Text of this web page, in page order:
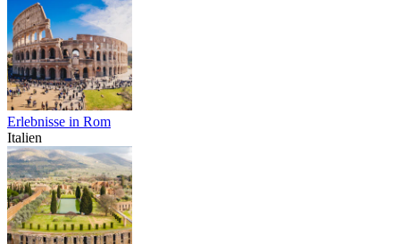
Erlebnisse in Rom
Italien